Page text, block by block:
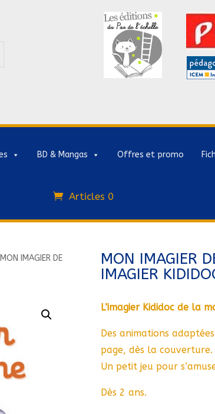
BD & Mangas Offres et promo
Articles 0
MON IMAGIER DE
MON IMAGIER
IMAGIER
L’imagier Kididoc de la
Des animations
page, dès la couverture.
Un petit jeu pour
Dès 2 ans.